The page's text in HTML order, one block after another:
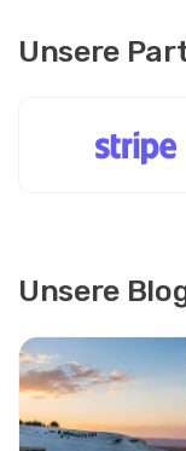
Unsere
Unsere